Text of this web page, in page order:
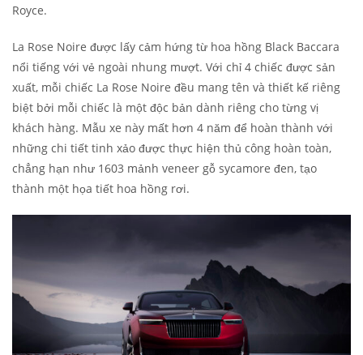
Royce.
La Rose Noire được lấy cảm hứng từ hoa hồng Black Baccara
nổi tiếng với vẻ ngoài nhung mượt. Với chỉ 4 chiếc được sản
xuất, mỗi chiếc La Rose Noire đều mang tên và thiết kế riêng
biệt bởi mỗi chiếc là một độc bản dành riêng cho từng vị
khách hàng. Mẫu xe này mất hơn 4 năm để hoàn thành với
những chi tiết tinh xảo được thực hiện thủ công hoàn toàn,
chẳng hạn như 1603 mảnh veneer gỗ sycamore đen, tạo
thành một họa tiết hoa hồng rơi.